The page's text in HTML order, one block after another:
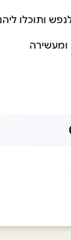
ותוכלו
ומעשירה